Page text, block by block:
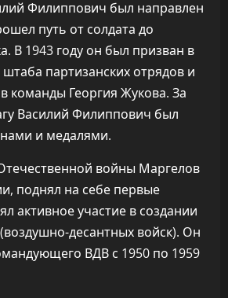
Филиппович был направлен
путь от солдата до
В 1943 году он был призван в
штаба партизанских отрядов и
команды Георгия Жукова. За
Василий Филиппович был
и медалями.
войны Маргелов
поднял на себе первые
активное участие в создании
десантных войск). Он
ВДВ с 1950 по 1959